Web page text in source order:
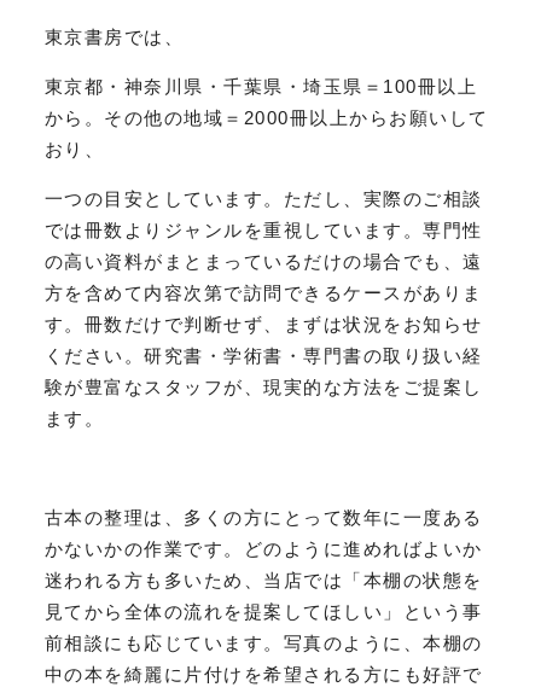
東京書房では、
東京都・神奈川県・千葉県・埼玉県＝100冊以上
から。その他の地域＝2000冊以上からお願いして
おり、
一つの目安としています。ただし、実際のご相談
では冊数よりジャンルを重視しています。専門性
の高い資料がまとまっているだけの場合でも、遠
方を含めて内容次第で訪問できるケースがありま
す。冊数だけで判断せず、まずは状況をお知らせ
ください。研究書・学術書・専門書の取り扱い経
験が豊富なスタッフが、現実的な方法をご提案し
ます。
古本の整理は、多くの方にとって数年に一度ある
かないかの作業です。どのように進めればよいか
迷われる方も多いため、当店では「本棚の状態を
見てから全体の流れを提案してほしい」という事
前相談にも応じています。写真のように、本棚の
中の本を綺麗に片付けを希望される方にも好評で